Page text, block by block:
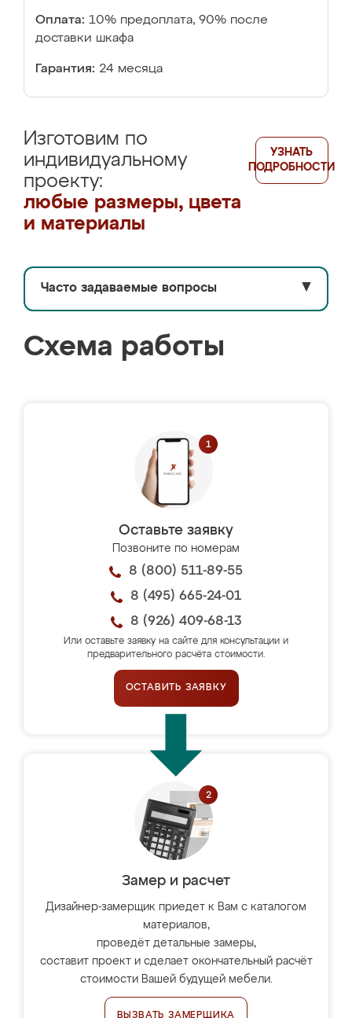
Оплата: 10% предоплата, 90% после
доставки шкафа
Гарантия: 24 месяца
Изготовим по
индивидуальному
проекту:
любые размеры, цвета
и материалы
УЗНАТЬ
ПОДРОБНОСТИ
Часто задаваемые вопросы ▼
Схема работы
Оставьте заявку
Позвоните по номерам
8 (800) 511-89-55
8 (495) 665-24-01
8 (926) 409-68-13
Или оставьте заявку на сайте для консультации и
предварительного расчёта стоимости.
ОСТАВИТЬ ЗАЯВКУ
Замер и расчет
Дизайнер-замерщик приедет к Вам с каталогом
материалов,
проведёт детальные замеры,
составит проект и сделает окончательный расчёт
стоимости Вашей будущей мебели.
ВЫЗВАТЬ ЗАМЕРЩИКА